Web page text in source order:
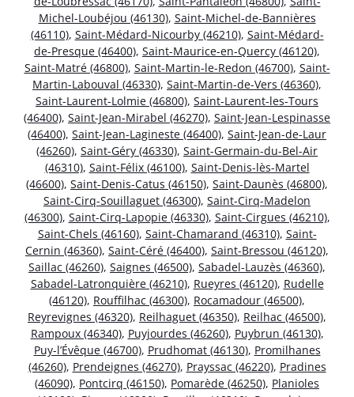
Michel-Loubéjou (46130), Saint-Michel-de-Bannières
(46110), Saint-Médard-Nicourby (46210), Saint-Médard-
de-Presque (46400), Saint-Maurice-en-Quercy (46120),
Saint-Matré (46800), Saint-Martin-le-Redon (46700), Saint-
Martin-Labouval (46330), Saint-Martin-de-Vers (46360),
Saint-Laurent-Lolmie (46800), Saint-Laurent-les-Tours
(46400), Saint-Jean-Mirabel (46270), Saint-Jean-Lespinasse
(46400), Saint-Jean-Lagineste (46400), Saint-Jean-de-Laur
(46260), Saint-Géry (46330), Saint-Germain-du-Bel-Air
(46310), Saint-Félix (46100), Saint-Denis-lès-Martel
(46600), Saint-Denis-Catus (46150), Saint-Daunès (46800),
Saint-Cirq-Souillaguet (46300), Saint-Cirq-Madelon
(46300), Saint-Cirq-Lapopie (46330), Saint-Cirgues (46210),
Saint-Chels (46160), Saint-Chamarand (46310), Saint-
Cernin (46360), Saint-Céré (46400), Saint-Bressou (46120),
Saillac (46260), Saignes (46500), Sabadel-Lauzès (46360),
Sabadel-Latronquière (46210), Rueyres (46120), Rudelle
(46120), Rouffilhac (46300), Rocamadour (46500),
Reyrevignes (46320), Reilhaguet (46350), Reilhac (46500),
Rampoux (46340), Puyjourdes (46260), Puybrun (46130),
Puy-l’Évêque (46700), Prudhomat (46130), Promilhanes
(46260), Prendeignes (46270), Prayssac (46220), Pradines
(46090), Pontcirq (46150), Pomarède (46250), Planioles